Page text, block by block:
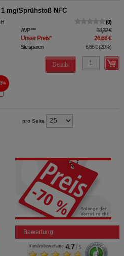
mg/Sprühstoß NFC
0
AVP*** 33,32 €
Unser Preis* 26,66 €
Sie sparen 6,66 €(20%)
Details
pro Seite
Bewertung